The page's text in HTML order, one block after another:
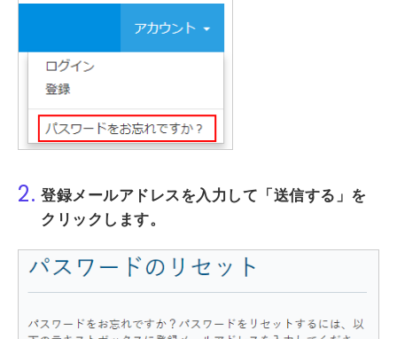
2. 登録メールアドレスを入力して 「送信する」 を
クリックします。